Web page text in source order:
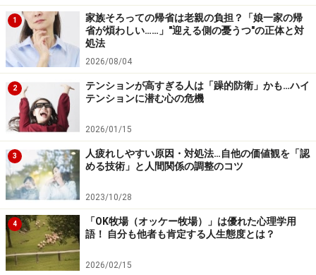
かな気持ちでクリスマスシーズンから年末のひとときを
過ごしてみてはいかがでしょうか。
※記事内容は執筆時点のものです。最新の内容をご確認くださ
い。
※当サイトにおける医師・医療従事者等による情報の提供は、診
断・治療行為ではありません。診断・治療を必要とする方は、適
切な医療機関での受診をおすすめいたします。記事内容は執筆者
個人の見解によるものであり、全ての方への有効性を保証するも
のではありません。当サイトで提供する情報に基づいて被ったい
かなる損害についても、当社、各ガイド、その他当社と契約した
情報提供者は一切の責任を負いかねます。
免責事項
1
家族そろっての帰省は老親の負担？「娘一家の帰
省が煩わしい……」"迎える側の憂うつ"の正体と対
処法
2026/08/04
2
テンションが高すぎる人は「躁的防衛」かも…ハイ
テンションに潜む心の危機
2026/01/15
3
人疲れしやすい原因・対処法…自他の価値観を「認
める技術」と人間関係の調整のコツ
2023/10/28
4
「OK牧場（オッケー牧場）」は優れた心理学用
語！ 自分も他者も肯定する人生態度とは？
2026/02/15